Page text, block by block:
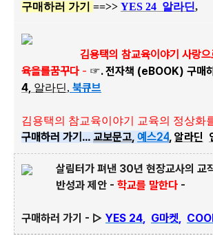
구매하러 가기 ==>> YES 24 알라딘,
김용택의 참교육이야기 사랑
육을를꿈꾸다 - ☞. 전자책 (eBOOK) 구매
4, 알라딘, 북큐브
김용택의 참교육이야기 교육의 정상화
구매하러 가기... 교보문고, 예스24, 알라딘
살림터가 펴낸 30년 현장교사의 교
반성과 제안 - 학교를 말한다 -
구매하러 가기 - ▷ YES 24, G마켓,